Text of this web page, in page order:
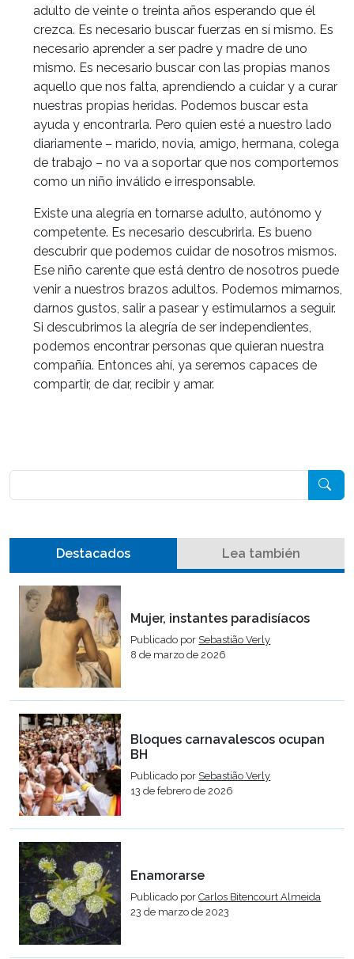
adulto de veinte o treinta años esperando que él
crezca. Es necesario buscar fuerzas en sí mismo. Es
necesario aprender a ser padre y madre de uno
mismo. Es necesario buscar con las propias manos
aquello que nos falta, aprendiendo a cuidar y a curar
nuestras propias heridas. Podemos buscar esta
ayuda y encontrarla. Pero quien esté a nuestro lado
diariamente – marido, novia, amigo, hermana, colega
de trabajo – no va a soportar que nos comportemos
como un niño inválido e irresponsable.
Existe una alegría en tornarse adulto, autónomo y
competente. Es necesario descubrirla. Es bueno
descubrir que podemos cuidar de nosotros mismos.
Ese niño carente que está dentro de nosotros puede
venir a nuestros brazos adultos. Podemos mimarnos,
darnos gustos, salir a pasear y estimularnos a seguir.
Si descubrimos la alegría de ser independientes,
podemos encontrar personas que quieran nuestra
compañía. Entonces ahí, ya seremos capaces de
compartir, de dar, recibir y amar.
Destacados Lea también
Mujer, instantes paradisíacos
Publicado por Sebastião Verly
8 de marzo de 2026
Bloques carnavalescos ocupan
BH
Publicado por Sebastião Verly
13 de febrero de 2026
Enamorarse
Publicado porCarlos Bitencourt Almeida
23 de marzo de 2023